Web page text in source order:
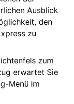
Ausblick
den
zu
zum
erwartet Sie
Menü im